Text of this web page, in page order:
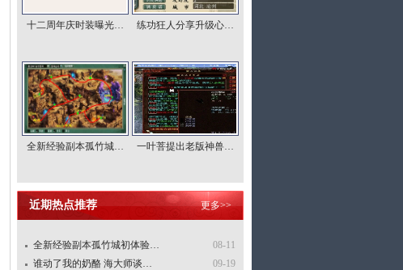
十二周年庆时装曝光… 练功狂人分享升级心…
全新经验副本孤竹城… 一叶菩提出老版神兽…
近期热点推荐 更多>>
08-11
全新经验副本孤竹城初体验…
09-19
谁动了我的奶酪 海大师谈…